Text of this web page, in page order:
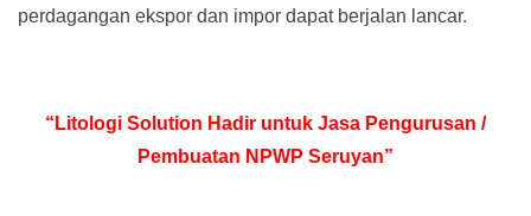
perdagangan ekspor dan impor dapat berjalan lancar.
“Litologi Solution Hadir untuk Jasa Pengurusan /
Pembuatan NPWP Seruyan”